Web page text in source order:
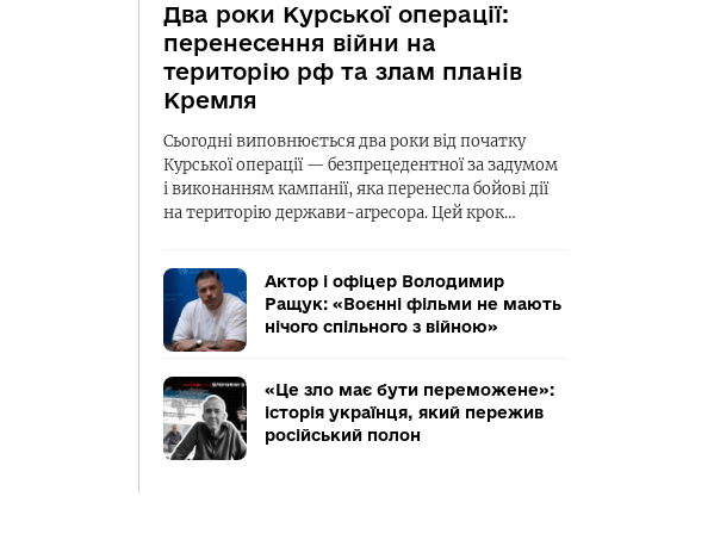
Два роки Курської операції:
перенесення війни на
територію рф та злам планів
Кремля
Сьогодні виповнюється два роки від початку
Курської операції — безпрецедентної за задумом
і виконанням кампанії, яка перенесла бойові дії
на територію держави-агресора. Цей крок…
Актор і офіцер Володимир
Ращук: «Воєнні фільми не мають
нічого спільного з війною»
«Це зло має бути переможене»:
історія українця, який пережив
російський полон